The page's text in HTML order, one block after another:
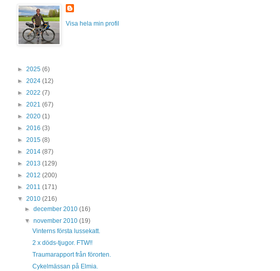
Visa hela min profil
► 2025 (6)
► 2024 (12)
► 2022 (7)
► 2021 (67)
► 2020 (1)
► 2016 (3)
► 2015 (8)
► 2014 (87)
► 2013 (129)
► 2012 (200)
► 2011 (171)
▼ 2010 (216)
►december 2010(16)
▼november 2010(19)
Vinterns första lussekatt.
2 x döds-tjugor. FTW!!
Traumarapport från förorten.
Cykelmässan på Elmia.